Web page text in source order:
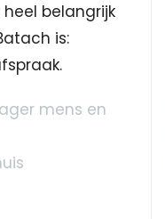
heel belangrijk
is:
mens en